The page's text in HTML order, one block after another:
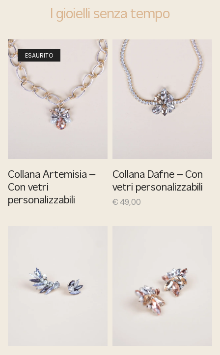
I gioielli senza tempo
ESAURITO
Collana Artemisia –
Con vetri
personalizzabili
Collana Dafne – Con
vetri personalizzabili
€49,00